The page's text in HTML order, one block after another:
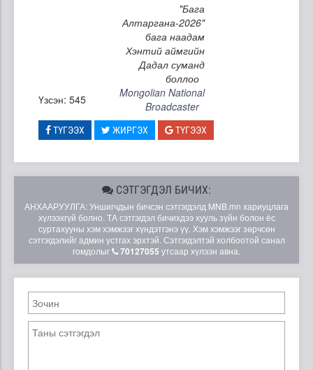
"Бага
Алтаргана-2026"
бага наадам
Хэнтий аймгийн
Дадал суманд
боллоо
Үзсэн: 545
Mongolian National
Broadcaster
ТҮГЭЭХ ЖИРГЭХ ТҮГЭЭХ
СЭТГЭГДЭЛ БИЧИХ:
АНХААРУУЛГА: Уншигчдын бичсэн сэтгэгдэлд MNB.mn хариуцлага
хүлээхгүй болно. ТА сэтгэгдэл бичихдээ хууль зүйн болон ёс
суртахууны хэм хэмжээг хүндэтгэнэ үү. Хэм хэмжээг зөрчсөн
сэтгэгдэлийг админ устгах эрхтэй. Сэтгэгдэлтэй холбоотой санал
гомдолыг
70127055 утсаар хүлээн авна.